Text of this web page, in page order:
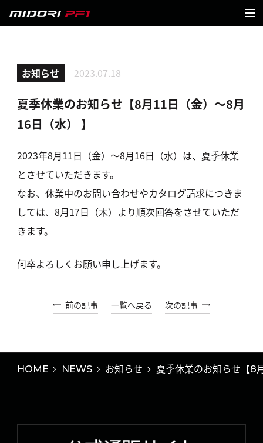
お知らせ 2023.07.18
夏季休業のお知らせ【8月11日（金）～8月
16日（水） 】
2023年8月11日（金）～8月16日（水）は、夏季休業
とさせていただきます。
なお、休業中のお問い合わせやカタログ請求につきま
しては、8月17日（木）より順次回答をさせていただ
きます。
何卒よろしくお願い申し上げます。
前の記事 一覧へ戻る 次の記事
HOME NEWS お知らせ 夏季休業のお知らせ【8